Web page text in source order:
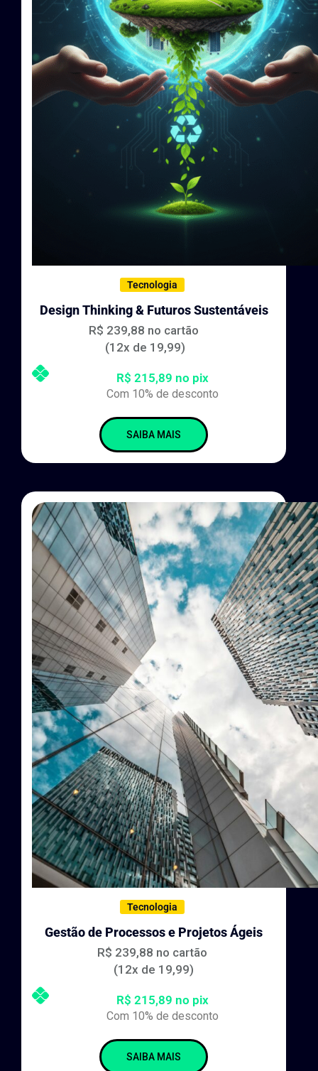
Tecnologia
Design Thinking & Futuros Sustentáveis
R$ 239,88 no cartão
(12x de 19,99)
R$ 215,89 no pix
Com 10% de desconto
SAIBA MAIS
Tecnologia
Gestão de Processos e Projetos Ágeis
R$ 239,88 no cartão
(12x de 19,99)
R$ 215,89 no pix
Com 10% de desconto
SAIBA MAIS